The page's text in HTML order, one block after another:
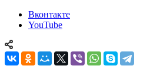
Вконтакте
YouTube